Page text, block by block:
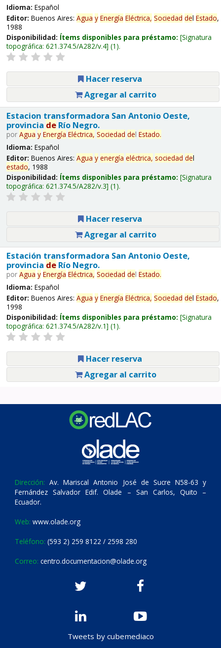
Idioma: Español
Editor: Buenos Aires: Agua y Energía Eléctrica, Sociedad del Estado,
1988
Disponibilidad: Ítems disponibles para préstamo: Signatura
topográfica: 621.374.5/A282/v.4 (1).
Hacer reserva
Agregar al carrito
Estacion transformadora San Antonio Oeste,
provincia deRío Negro.
por Agua y Energía Eléctrica, Sociedad del Estado.
Idioma: Español
Editor: Buenos Aires: Agua y energía eléctrica, sociedad del
estado, 1988
Disponibilidad: Ítems disponibles para préstamo: Signatura
topográfica: 621.374.5/A282/v.3 (1).
Hacer reserva
Agregar al carrito
Estación transformadora San Antonio Oeste,
provincia deRío Negro.
por Agua y Energía Eléctrica, Sociedad del Estado.
Idioma: Español
Editor: Buenos Aires: Agua y Energía Eléctrica, Sociedad del Estado,
1998
Disponibilidad: Ítems disponibles para préstamo: Signatura
topográfica: 621.374.5/A282/v.1 (1).
Hacer reserva
Agregar al carrito
Dirección: Av. Mariscal Antonio José de Sucre N58-63 y
Fernández Salvador Edif. Olade – San Carlos, Quito –
Ecuador.
Web: www.olade.org
Teléfono: (593 2) 259 8122 / 2598 280
Correo: centro.documentacion@olade.org
Tweets by cubemediaco